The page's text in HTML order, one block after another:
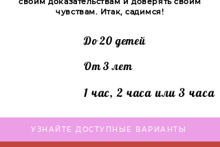
чувствам. Итак, садимся!
До 20 детей
От 3 лет
1 час, 2 часа или 3 часа
УЗНАЙТЕ ДОСТУПНЫЕ ВАРИАНТЫ